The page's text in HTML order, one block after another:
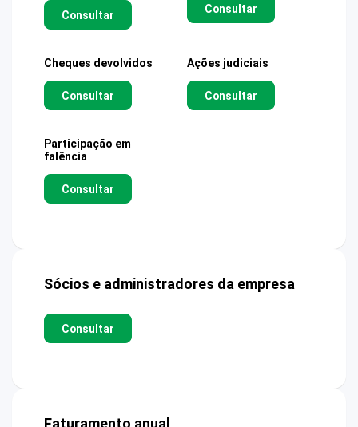
Consultar Consultar
Cheques devolvidos
Consultar
Ações judiciais
Consultar
Participação em
falência
Consultar
Sócios e administradores da empresa
Consultar
Faturamento anual